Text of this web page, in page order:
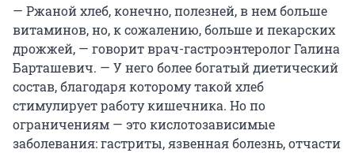
— Ржаной хлеб, конечно, полезней, в нем больше
витаминов, но, к сожалению, больше и пекарских
дрожжей, — говорит врач-гастроэнтеролог Галина
Барташевич. — У него более богатый диетический
состав, благодаря которому такой хлеб
стимулирует работу кишечника. Но по
ограничениям — это кислотозависимые
заболевания: гастриты, язвенная болезнь, отчасти